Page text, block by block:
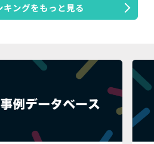
キングをもっと見る